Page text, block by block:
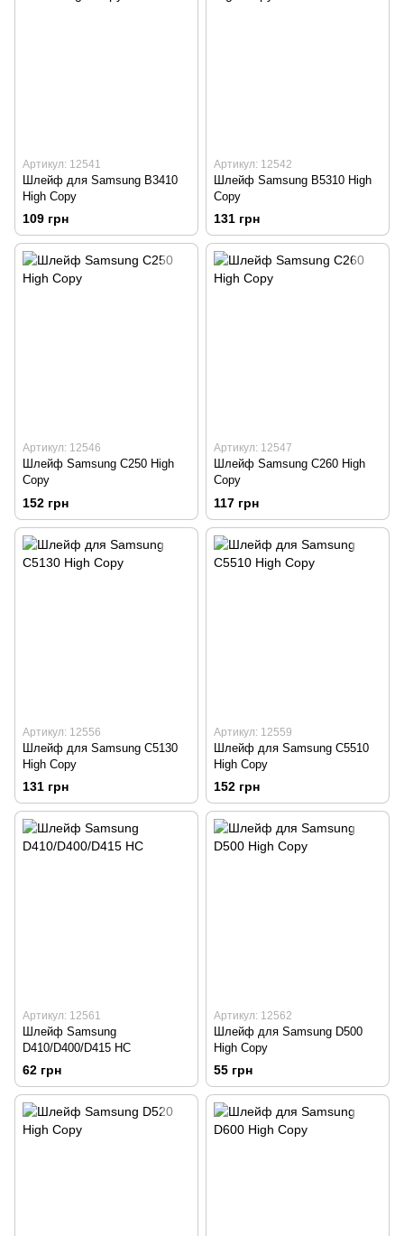
Артикул: 12541
Шлейф для Samsung B3410
High Copy
109 грн
Артикул: 12542
Шлейф Samsung B5310 High
Copy
131 грн
Артикул: 12546
Шлейф Samsung C250 High
Copy
152 грн
Артикул: 12547
Шлейф Samsung C260 High
Copy
117 грн
Артикул: 12556
Шлейф для Samsung C5130
High Copy
131 грн
Артикул: 12559
Шлейф для Samsung C5510
High Copy
152 грн
Артикул: 12561
Шлейф Samsung
D410/D400/D415 HC
62 грн
Артикул: 12562
Шлейф для Samsung D500
High Copy
55 грн